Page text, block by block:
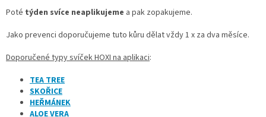
Poté týden svíce neaplikujeme a pak zopakujeme.
Jako prevenci doporučujeme tuto kůru dělat vždy 1 x za dva měsíce.
Doporučené typy svíček HOXI na aplikaci:
TEA TREE
SKOŘICE
HEŘMÁNEK
ALOE VERA